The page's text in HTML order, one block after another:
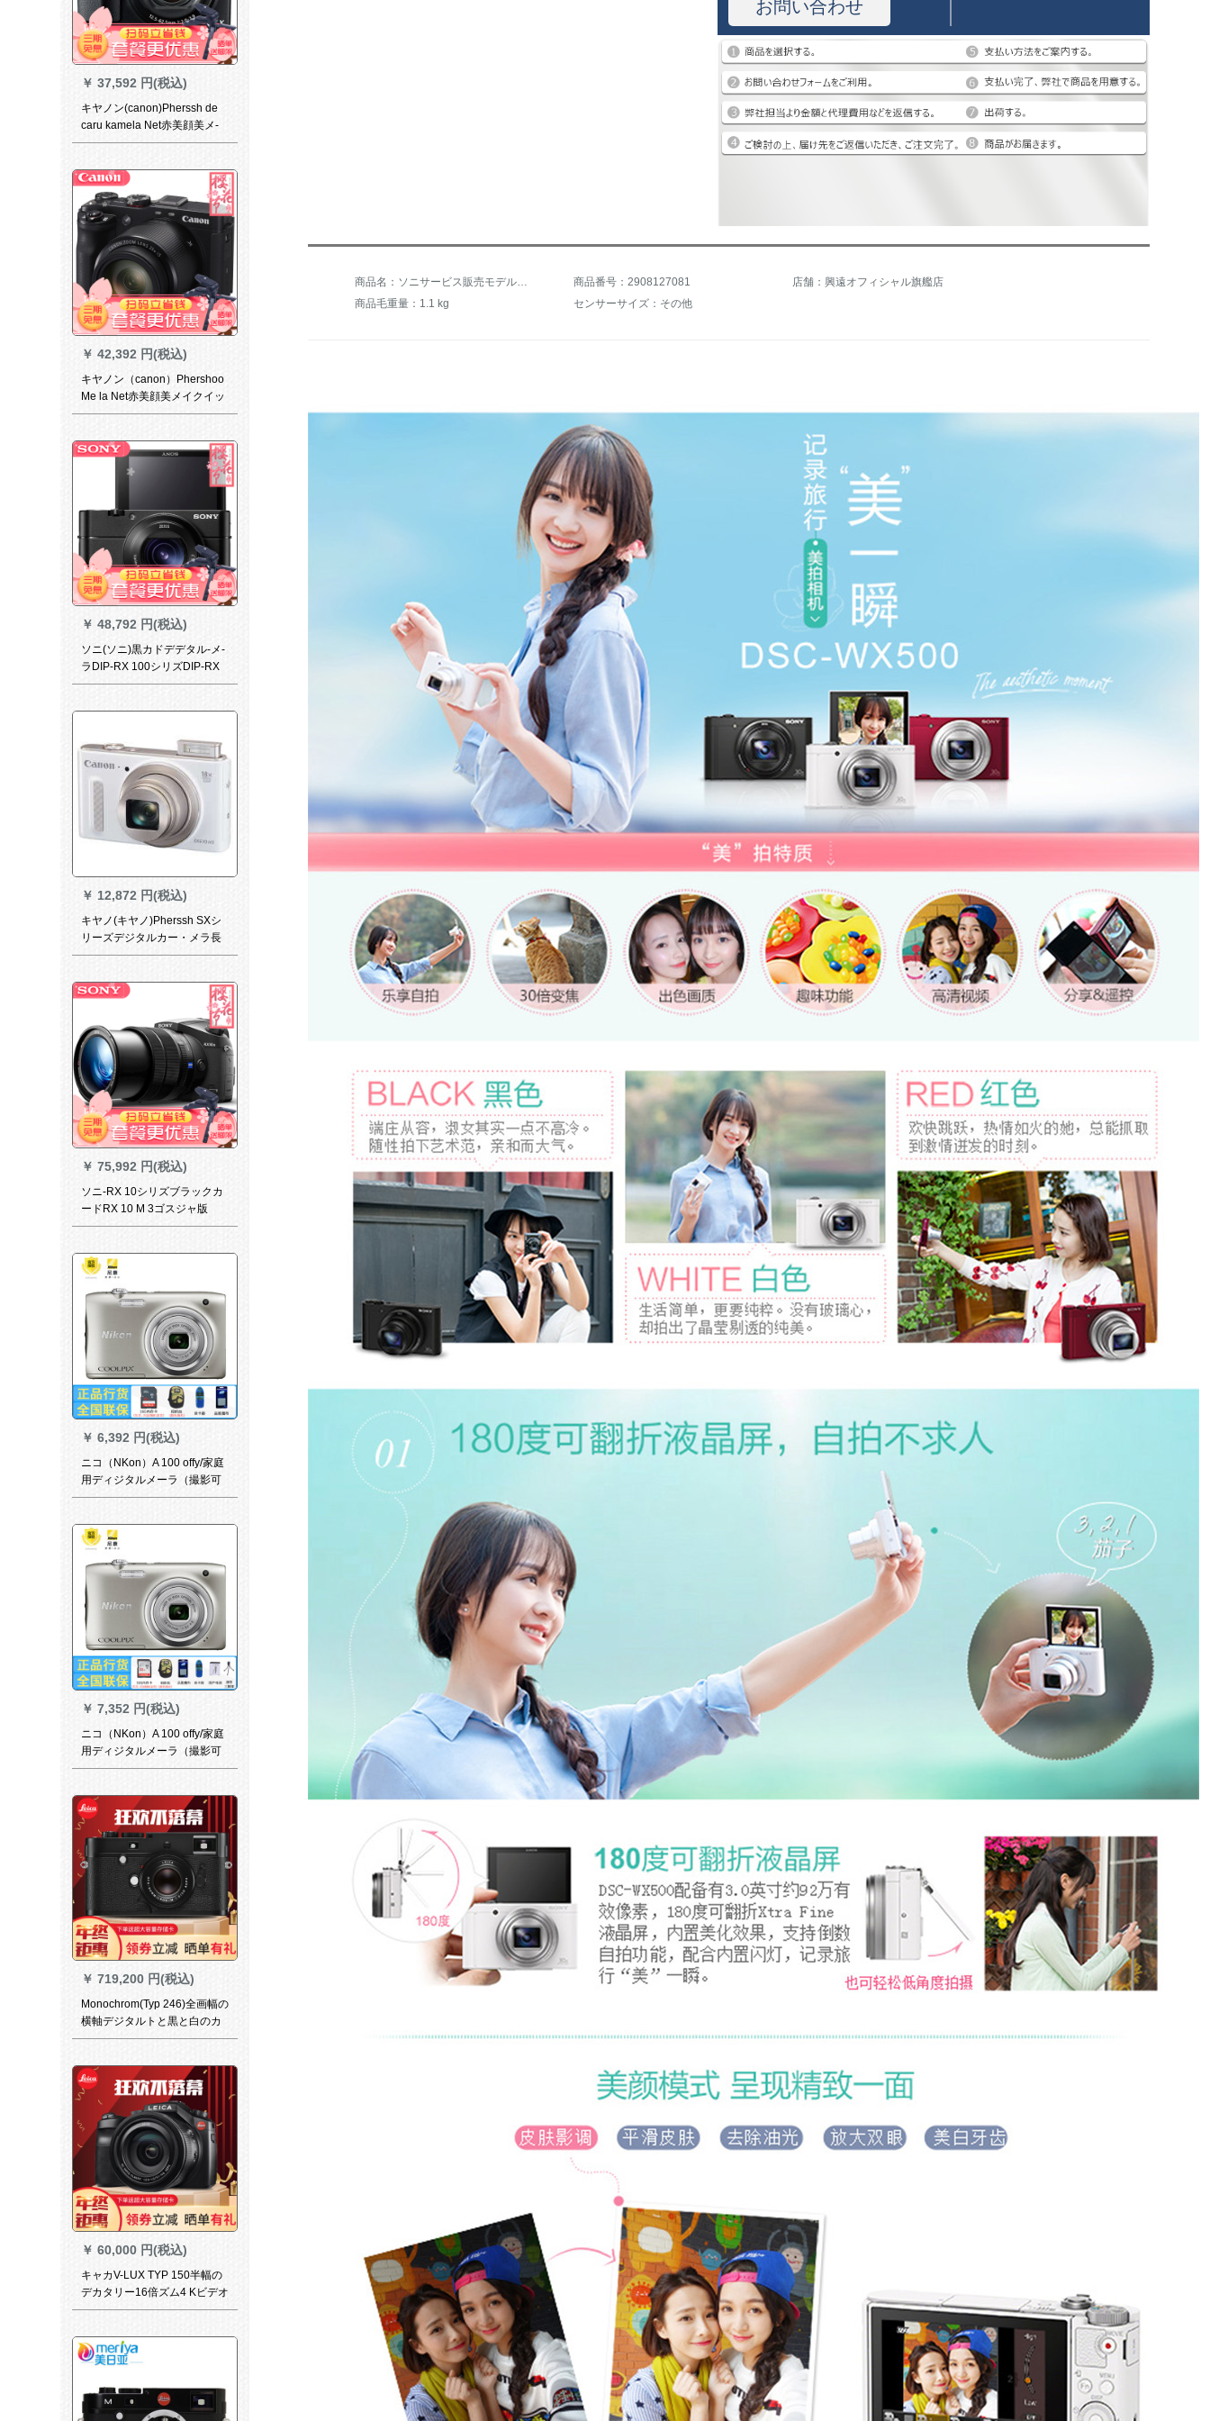
￥ 37,592 円(税込)
キヤノン(canon)Pherssh de
caru kamela Net赤美顔美メ-
カ-キーVloG必ずG 1 X Mark II
￥ 42,392 円(税込)
キヤノン（canon）Phershoo
Me la Net赤美顔美メイクイッ
クロックロックVloGはPoersh
￥ 48,792 円(税込)
ソニ(ソニ)黒カドデデタル-メ-
ラDIP-RX 100シリズDIP-RX
100 M V(R 100 M 5)パケ-ジ版
￥ 12,872 円(税込)
キヤノ(キヤノ)Pherssh SXシ
リーズデジタルカー・メラ長
焦機SX 64 HSホワイト(16
￥ 75,992 円(税込)
ソニ-RX 10シリズブラックカ
ードRX 10 M 3ゴスジャ版
￥ 6,392 円(税込)
ニコ（NKon）A 100 offy/家庭
用ディジタルメーラ（撮影可
能時間）シルバ16 Gカード
￥ 7,352 円(税込)
ニコ（NKon）A 100 offy/家庭
用ディジタルメーラ（撮影可
能時間）シルバ32 Gカード
ニ足場
￥ 719,200 円(税込)
Monochrom(Typ 246)全画幅の
横軸デジタルトと黒と白のカ
マドイツ原産のカメラ【店長
F/2 AAPセト
￥ 60,000 円(税込)
キャカV-LUX TYP 150半幅の
デカタリー16倍ズム4 Kビデオ
ディオ录画街撮影カメラの诱
お問い合わせ
商品名：ソニサービス販売モデルはオプションです。 商品番号：2908127081
店舗：興遠オフィシャル旗艦店
商品毛重量：1.1 kg
センサーサイズ：その他